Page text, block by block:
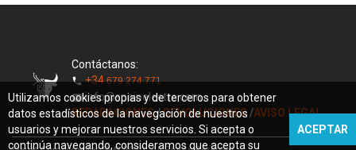
Contáctanos:
phone +34679 274 771
mail info@spainelectro.com
REPARACIONES/DEVOLUCIONES/AVISO LEGAL
Utilizamos cookies propias y de terceros para obtener
datos estadísticos de la navegación de nuestros
usuarios y mejorar nuestros servicios. Si acepta o
continúa navegando, consideramos que acepta su
ACEPTAR